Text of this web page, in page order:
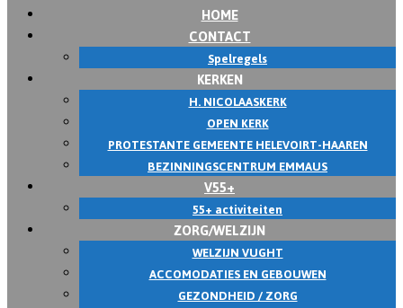
HOME
CONTACT
Spelregels
KERKEN
H. NICOLAASKERK
OPEN KERK
PROTESTANTE GEMEENTE HELEVOIRT-HAAREN
BEZINNINGSCENTRUM EMMAUS
V55+
55+ activiteiten
ZORG/WELZIJN
WELZIJN VUGHT
ACCOMODATIES EN GEBOUWEN
GEZONDHEID / ZORG